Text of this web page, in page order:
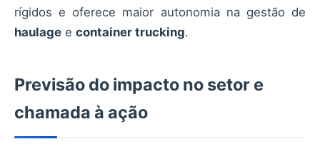
rígidos e oferece maior autonomia na gestão de
haulage e container trucking.
Previsão do impacto no setor e
chamada à ação